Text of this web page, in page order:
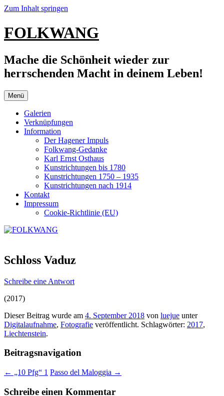
Zum Inhalt springen
FOLKWANG
Mache die Schönheit wieder zur
herrschenden Macht in deinem Leben!
Menü
Galerien
Verknüpfungen
Information
Der Hagener Impuls
Folkwang-Gedanke
Karl Ernst Osthaus
Kunstrichtungen bis 1780
Kunstrichtungen 1750 – 1935
Kunstrichtungen nach 1914
Kontakt
Impressum
Cookie-Richtlinie (EU)
Schloss Vaduz
Schreibe eine Antwort
(2017)
Dieser Beitrag wurde am 4. September 2018 von luejue unter
Digitalaufnahme, Fotografie veröffentlicht. Schlagwörter: 2017,
Liechtenstein.
Beitragsnavigation
← „10 Pfg“ 1 Passo del Maloggia →
Schreibe einen Kommentar